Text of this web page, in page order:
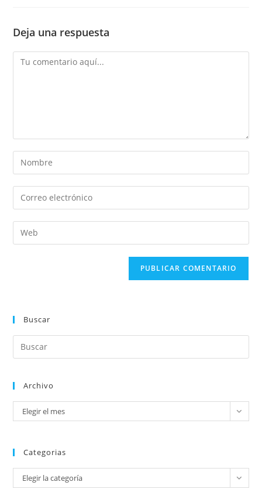
Deja una respuesta
Buscar
Archivo
Elegir el mes
Categorias
Elegir la categoría